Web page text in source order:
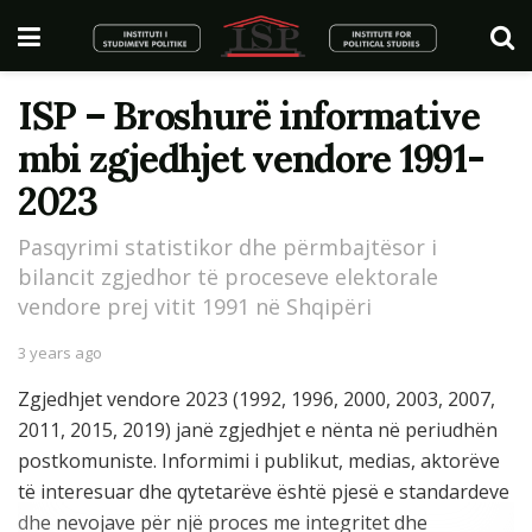
ISP – Broshurë informative
mbi zgjedhjet vendore 1991-
2023
Pasqyrimi statistikor dhe përmbajtësor i
bilancit zgjedhor të proceseve elektorale
vendore prej vitit 1991 në Shqipëri
3 years ago
Zgjedhjet vendore 2023 (1992, 1996, 2000, 2003, 2007,
2011, 2015, 2019) janë zgjedhjet e nënta në periudhën
postkomuniste. Informimi i publikut, medias, aktorëve
të interesuar dhe qytetarëve është pjesë e standardeve
dhe nevojave për një proces me integritet dhe